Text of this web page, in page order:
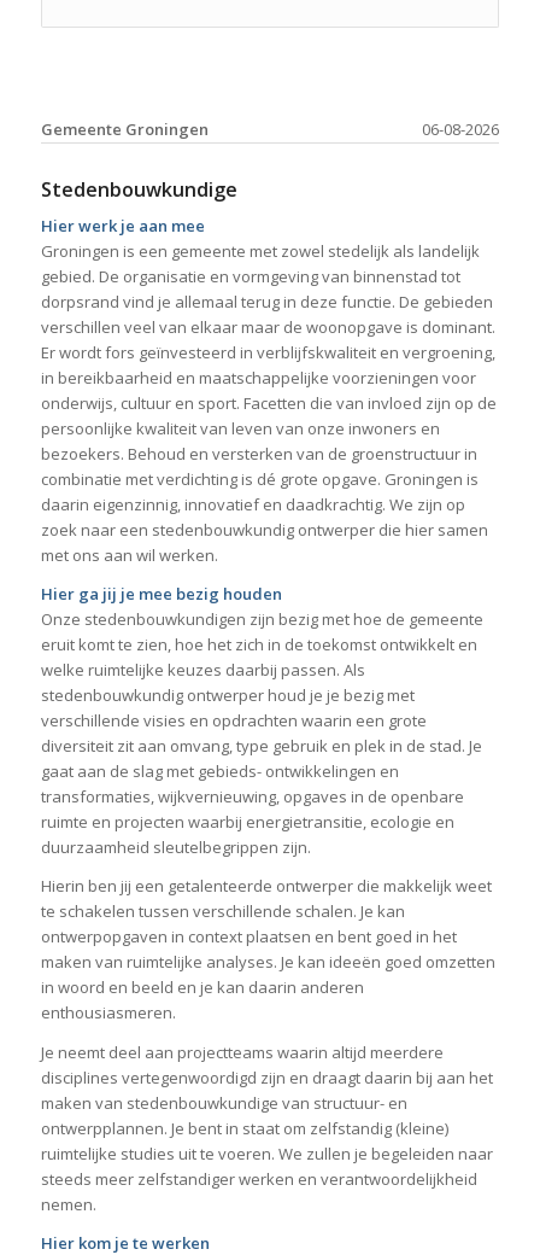
06-08-2026
Gemeente Groningen
Stedenbouwkundige
Hier werk je aan mee
Groningen is een gemeente met zowel stedelijk als landelijk
gebied. De organisatie en vormgeving van binnenstad tot
dorpsrand vind je allemaal terug in deze functie. De gebieden
verschillen veel van elkaar maar de woonopgave is dominant.
Er wordt fors geïnvesteerd in verblijfskwaliteit en vergroening,
in bereikbaarheid en maatschappelijke voorzieningen voor
onderwijs, cultuur en sport. Facetten die van invloed zijn op de
persoonlijke kwaliteit van leven van onze inwoners en
bezoekers. Behoud en versterken van de groenstructuur in
combinatie met verdichting is dé grote opgave. Groningen is
daarin eigenzinnig, innovatief en daadkrachtig. We zijn op
zoek naar een stedenbouwkundig ontwerper die hier samen
met ons aan wil werken.
Hier ga jij je mee bezig houden
Onze stedenbouwkundigen zijn bezig met hoe de gemeente
eruit komt te zien, hoe het zich in de toekomst ontwikkelt en
welke ruimtelijke keuzes daarbij passen. Als
stedenbouwkundig ontwerper houd je je bezig met
verschillende visies en opdrachten waarin een grote
diversiteit zit aan omvang, type gebruik en plek in de stad. Je
gaat aan de slag met gebieds- ontwikkelingen en
transformaties, wijkvernieuwing, opgaves in de openbare
ruimte en projecten waarbij energietransitie, ecologie en
duurzaamheid sleutelbegrippen zijn.
Hierin ben jij een getalenteerde ontwerper die makkelijk weet
te schakelen tussen verschillende schalen. Je kan
ontwerpopgaven in context plaatsen en bent goed in het
maken van ruimtelijke analyses. Je kan ideeën goed omzetten
in woord en beeld en je kan daarin anderen
enthousiasmeren.
Je neemt deel aan projectteams waarin altijd meerdere
disciplines vertegenwoordigd zijn en draagt daarin bij aan het
maken van stedenbouwkundige van structuur- en
ontwerpplannen. Je bent in staat om zelfstandig (kleine)
ruimtelijke studies uit te voeren. We zullen je begeleiden naar
steeds meer zelfstandiger werken en verantwoordelijkheid
nemen.
Hier kom je te werken